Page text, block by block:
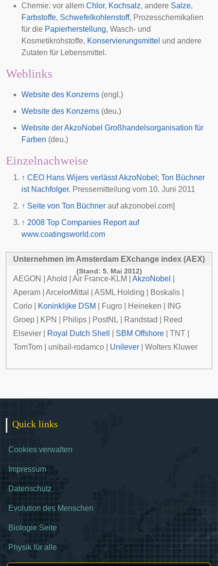
Chemie: vor allem Chlor, Kochsalz, andere Salze,
Farbstoffe, Schwefelkohlenstoff, Prozesschemikalien
für die Papierherstellung, Wasch- und
Kosmetikrohstoffe, Konservierungsmittel und andere
Zutaten für Lebensmittel .
Weblinks
Website des Konzerns (engl.)
Website des Konzerns (deu.)
Website der AkzoNobel Großhandelsorganisation für
Farben (deu.)
Einzelnachweise
↑ CEO Hans Wijers verlässt AkzoNobel; Ton Büchner
ist Nachfolger. Pressemitteilung vom 10. Juni 2011
↑ Seite von Ton Büchner auf akzonobel.com]
↑ 2008 Top Companies Report auf
www.coatingsworld.com
Unternehmen im Amsterdam EXchange index (AEX)
(Stand: 5. Mai 2012)
AEGON Ahold Air France-KLM AkzoNobel
Aperam
ArcelorMittal ASML Holding Boskalis
Corio
Koninklijke DSM Fugro Heineken
ING
Groep
KPN Philips PostNL Randstad
Reed
Elsevier
Royal Dutch Shell SBM Offshore TNT
TomTom
unibail-rodamco Unilever Wolters Kluwer
Quick links
Cookies verwalten
Impressum
Datenschutz
Evolution des Menschen
Biologie Seite
Physik für alle